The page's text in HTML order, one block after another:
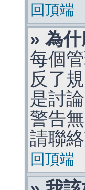
回頂端
» 為
每個
反了
是討
警告
請聯
回頂端